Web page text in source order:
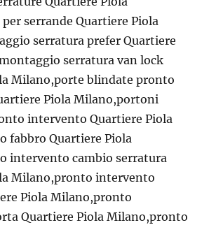
serrande Quartiere Piola
serratura prefer Quartiere
serratura van lock
Milano,porte blindate pronto
Piola Milano,portoni
intervento Quartiere Piola
fabbro Quartiere Piola
intervento cambio serratura
Milano,pronto intervento
Piola Milano,pronto
Quartiere Piola Milano,pronto